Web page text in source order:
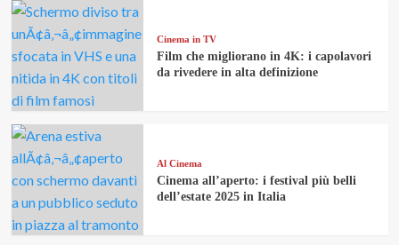
Cinema in TV
Film che migliorano in 4K: i capolavori
da rivedere in alta definizione
Al Cinema
Cinema all’aperto: i festival più belli
dell’estate 2025 in Italia